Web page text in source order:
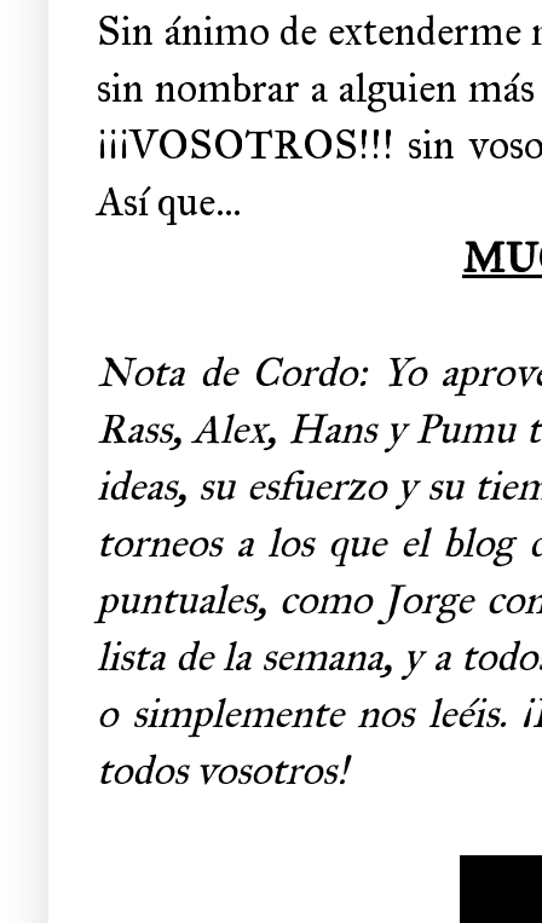
Sin ánimo de extenderme
sin nombrar a alguien
¡¡¡VOSOTROS!!! sin
Así que...
Nota de Cordo: Yo
Rass, Alex, Hans y Pumu
ideas, su esfuerzo y su
torneos a los que el blog
puntuales, como Jorge
lista de la semana, y a
o simplemente nos leéis.
todos vosotros!